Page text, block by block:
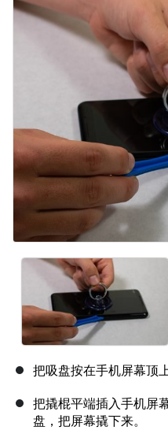
把吸盘按在手机屏幕顶
把撬棍平端插入手机屏
盘，把屏幕撬下来。